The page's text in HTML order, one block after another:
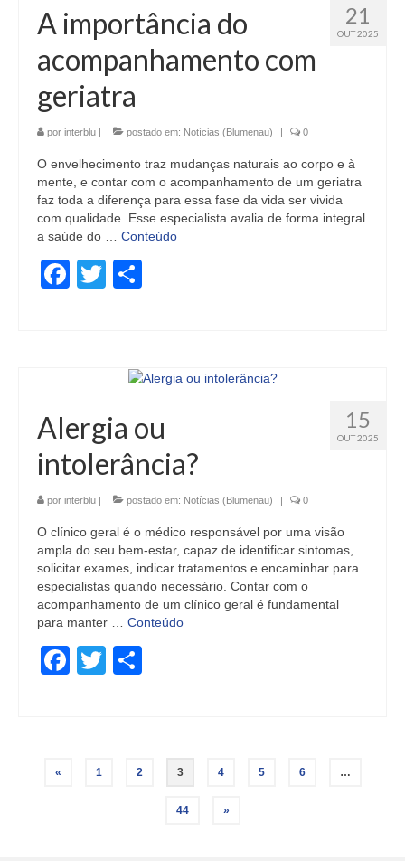
21
OUT 2025
A importância do
acompanhamento com
geriatra
por interblu | postado em: Notícias (Blumenau) | 0
O envelhecimento traz mudanças naturais ao corpo e à
mente, e contar com o acompanhamento de um geriatra
faz toda a diferença para essa fase da vida ser vivida
com qualidade. Esse especialista avalia de forma integral
a saúde do … Conteúdo
Facebook
Twitter
15
OUT 2025
Alergia ou
intolerância?
por interblu | postado em: Notícias (Blumenau) | 0
O clínico geral é o médico responsável por uma visão
ampla do seu bem-estar, capaz de identificar sintomas,
solicitar exames, indicar tratamentos e encaminhar para
especialistas quando necessário. Contar com o
acompanhamento de um clínico geral é fundamental
para manter … Conteúdo
Facebook
Twitter
Paginação
« 1 2 3 4 5 6 …
44 »